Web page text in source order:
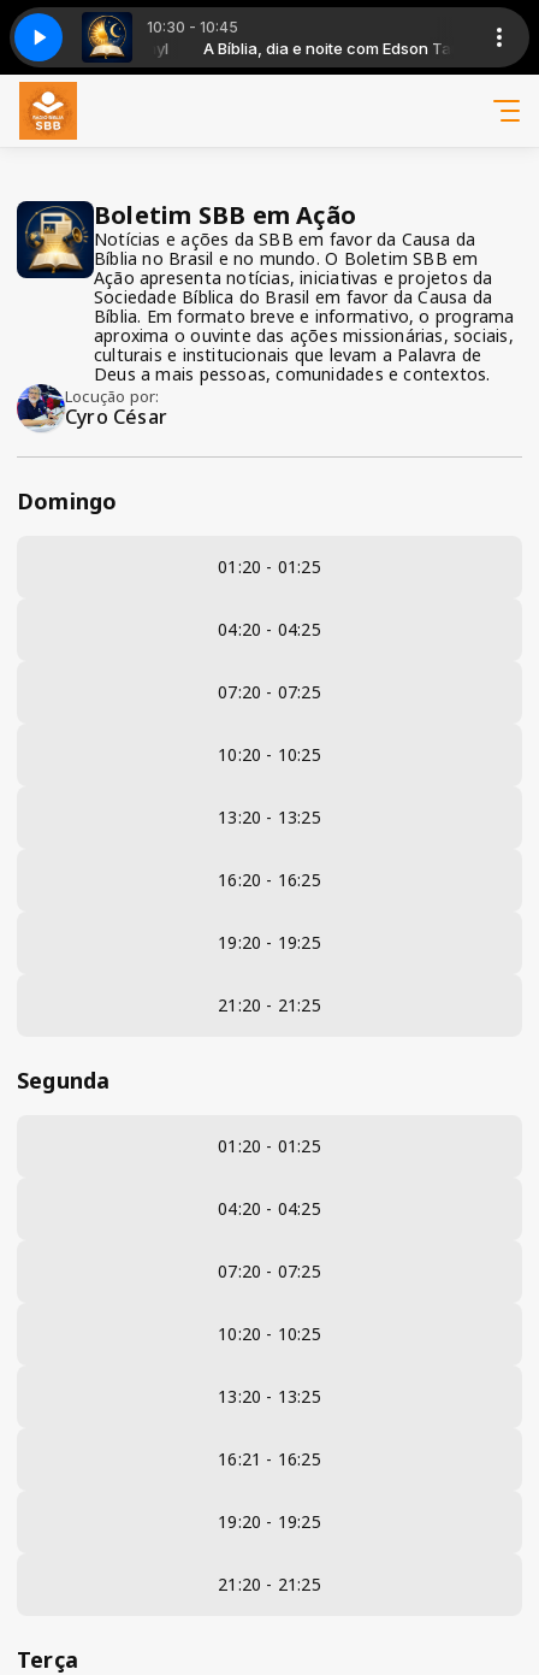
10:30 - 10:45
com Edson Tauhyl A Bíblia, dia e noite com Edson Tauhyl
DIA E NOITE-MANHA PROGRAMA BIBLIA DIA E NOITE-MANHA
Boletim SBB em Ação
Notícias e ações da SBB em favor da Causa da
Bíblia no Brasil e no mundo. O Boletim SBB em
Ação apresenta notícias, iniciativas e projetos da
Sociedade Bíblica do Brasil em favor da Causa da
Bíblia. Em formato breve e informativo, o programa
aproxima o ouvinte das ações missionárias, sociais,
culturais e institucionais que levam a Palavra de
Deus a mais pessoas, comunidades e contextos.
Locução por:
Cyro César
Domingo
01:20 - 01:25
04:20 - 04:25
07:20 - 07:25
10:20 - 10:25
13:20 - 13:25
16:20 - 16:25
19:20 - 19:25
21:20 - 21:25
Segunda
01:20 - 01:25
04:20 - 04:25
07:20 - 07:25
10:20 - 10:25
13:20 - 13:25
16:21 - 16:25
19:20 - 19:25
21:20 - 21:25
Terça